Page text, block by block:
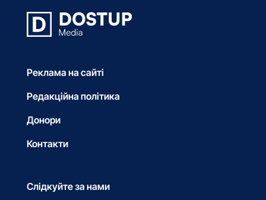
Реклама на сайті
Редакційна політика
Донори
Контакти
Слідкуйте за нами